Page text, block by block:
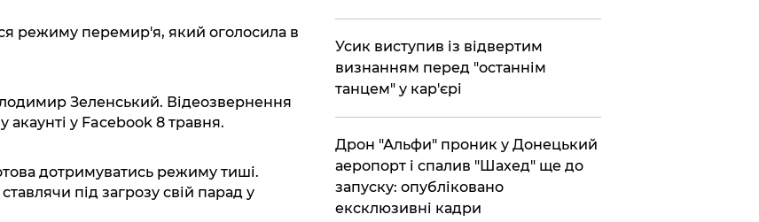
режиму перемир'я, який оголосила в
Зеленський. Відеозвернення
акаунті у Facebook 8 травня.
дотримуватись режиму тиші.
під загрозу свій парад у
​Усик виступив із відвертим
визнанням перед "останнім
танцем" у кар'єрі
​Дрон "Альфи" проник у Донецький
аеропорт і спалив "Шахед" ще до
запуску: опубліковано
ексклюзивні кадри